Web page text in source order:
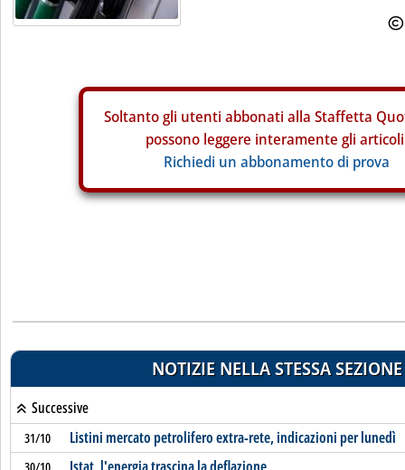
Soltanto gli utenti abbonati alla Staffetta
possono leggere interamente gli
Richiedi un abbonamento di prova
NOTIZIE NELLA STESSA SEZIONE
Successive
31/10 Listini mercato petrolifero extra-rete, indicazioni per lunedì